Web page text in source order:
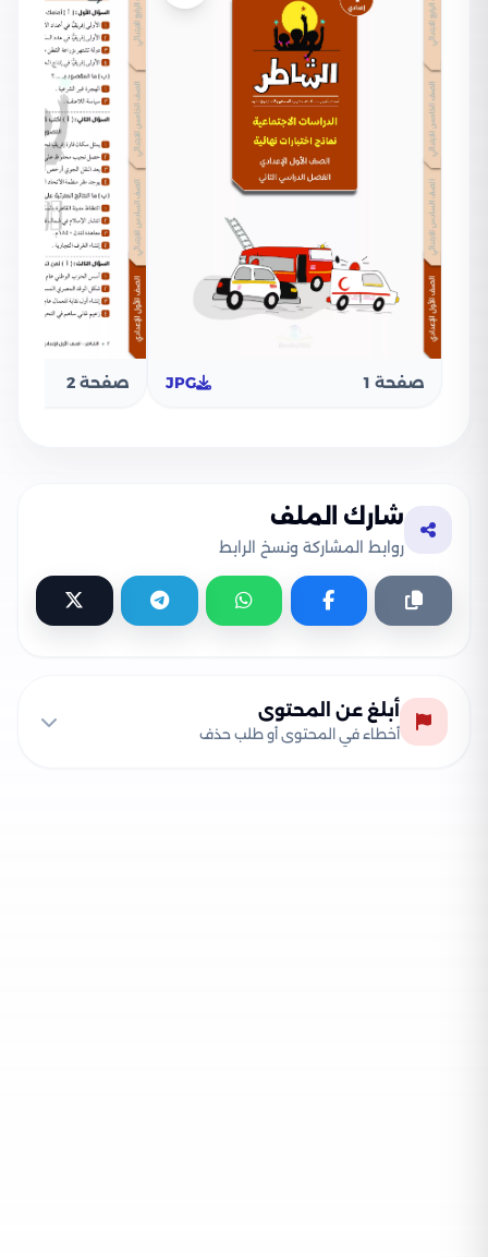
صفحة 1 JPG صفحة 2
شارك الملف
روابط المشاركة ونسخ الرابط
أبلغ عن المحتوى
أخطاء في المحتوى أو طلب حذف